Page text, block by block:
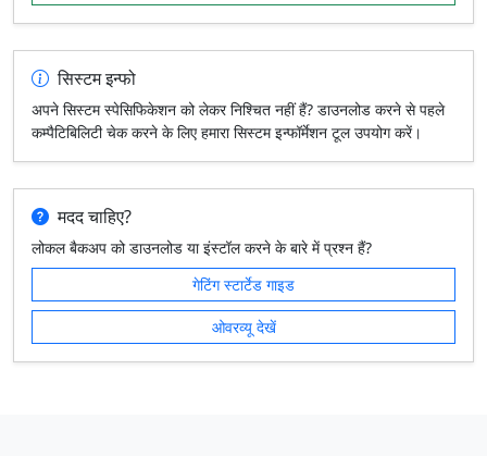
सिस्टम इन्फो
अपने सिस्टम स्पेसिफिकेशन को लेकर निश्चित नहीं हैं? डाउनलोड करने से पहले
कम्पैटिबिलिटी चेक करने के लिए हमारा सिस्टम इन्फॉर्मेशन टूल उपयोग करें।
मदद चाहिए?
लोकल बैकअप को डाउनलोड या इंस्टॉल करने के बारे में प्रश्न हैं?
गेटिंग स्टार्टेड गाइड
ओवरव्यू देखें